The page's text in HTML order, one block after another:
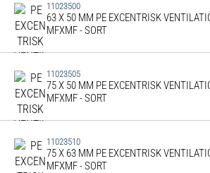
11023500
63 X 50 MM PE EXCENTRISK
MFXMF - SORT
11023505
75 X 50 MM PE EXCENTRISK
MFXMF - SORT
11023510
75 X 63 MM PE EXCENTRISK
MFXMF - SORT